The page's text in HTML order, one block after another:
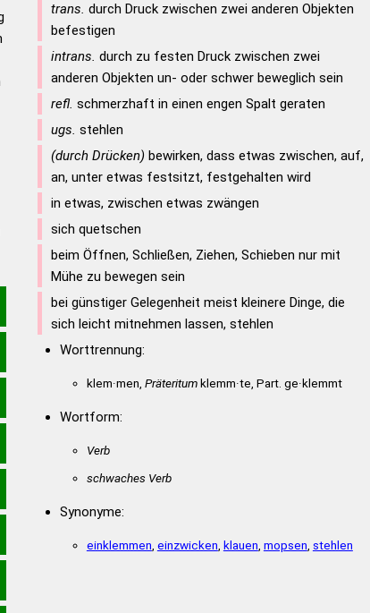
trans. durch Druck zwischen zwei anderen Objekten
befestigen
intrans. durch zu festen Druck zwischen zwei
anderen Objekten un- oder schwer beweglich sein
refl. schmerzhaft in einen engen Spalt geraten
ugs. stehlen
(durch Drücken) bewirken, dass etwas zwischen, auf,
an, unter etwas festsitzt, festgehalten wird
in etwas, zwischen etwas zwängen
sich quetschen
beim Öffnen, Schließen, Ziehen, Schieben nur mit
Mühe zu bewegen sein
bei günstiger Gelegenheit meist kleinere Dinge, die
sich leicht mitnehmen lassen, stehlen
Worttrennung:
klem·men, Präteritumklemm·te, Part. ge·klemmt
Wortform:
Verb
schwaches Verb
Synonyme:
einklemmen einzwicken klauen mopsen stehlen